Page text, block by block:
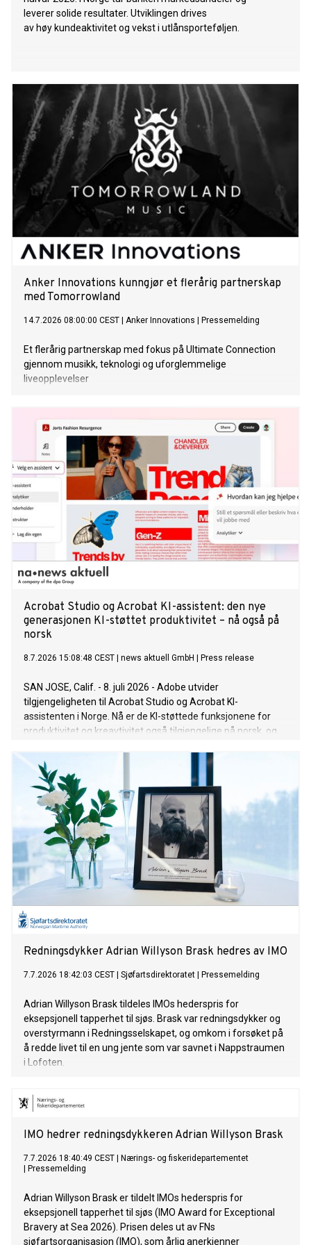
leverer solide resultater. Utviklingen drives
av høy kundeaktivitet og vekst i utlånsporteføljen.
Anker Innovations kunngjør et flerårig partnerskap
med Tomorrowland
14.7.2026 08:00:00 CEST Anker Innovations Pressemelding
Et flerårig partnerskap med fokus på Ultimate Connection
gjennom musikk, teknologi og uforglemmelige
liveopplevelser
Acrobat Studio og Acrobat KI-assistent: den nye
generasjonen KI-støttet produktivitet – nå også på
norsk
8.7.2026 15:08:48 CEST news aktuell GmbH Press release
SAN JOSE, Calif. - 8. juli 2026 - Adobe utvider
tilgjengeligheten til Acrobat Studio og Acrobat KI-
assistenten i Norge. Nå er de KI-støttede funksjonene for
produktivitet og kreavtivitet også tilgjengelige på norsk, og
Studio kombinerer Adobe Acrobat Pro, Adobe Express
Premium og smarte KI-assistenter. Acrobat KI-assistent er
også tilgjengelig som et separat tillegg for alle Adobe
Acrobat-produkter (Acrobat Reader, Acrobat Standard og
Acrobat Pro) – et fleksibelt alternativ for alle som ønsker å
bruke KI-støttede funksjoner kun når de arbeider med
dokumenter. Begge disse tilbudene gjør det mulig for
brukere å raskere samle inn informasjon i PDF-er og Office-
dokumenter, opprette innhold og effektivisere arbeidsflyten.
Acrobat Studio og Acrobat KI-assistenten markerer et viktig
trinn i utviklingen av PDF-filen, som har blitt standarden for
viktige dokumenter siden den ble lansert av Adobe i 1993.
Redningsdykker Adrian Willyson Brask hedres av IMO
7.7.2026 18:42:03 CEST Sjøfartsdirektoratet Pressemelding
Adrian Willyson Brask tildeles IMOs hederspris for
eksepsjonell tapperhet til sjøs. Brask var redningsdykker og
overstyrmann i Redningsselskapet, og omkom i forsøket på
å redde livet til en ung jente som var savnet i Nappstraumen
i Lofoten.
IMO hedrer redningsdykkeren Adrian Willyson Brask
7.7.2026 18:40:49 CEST
Nærings- og fiskeridepartementet
Pressemelding
Adrian Willyson Brask er tildelt IMOs hederspris for
eksepsjonell tapperhet til sjøs (IMO Award for Exceptional
Bravery at Sea 2026). Prisen deles ut av FNs
sjøfartsorganisasjon (IMO), som årlig anerkjenner